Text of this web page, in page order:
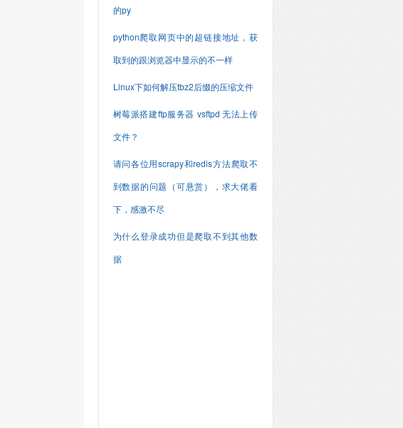
的py
python爬取网页中的超链接地址，获
取到的跟浏览器中显示的不一样
Linux下如何解压tbz2后缀的压缩文件
树莓派搭建ftp服务器 vsftpd 无法上传
文件？
请问各位用scrapy和redis方法爬取不
到数据的问题（可悬赏），求大佬看
下，感激不尽
为什么登录成功但是爬取不到其他数
据